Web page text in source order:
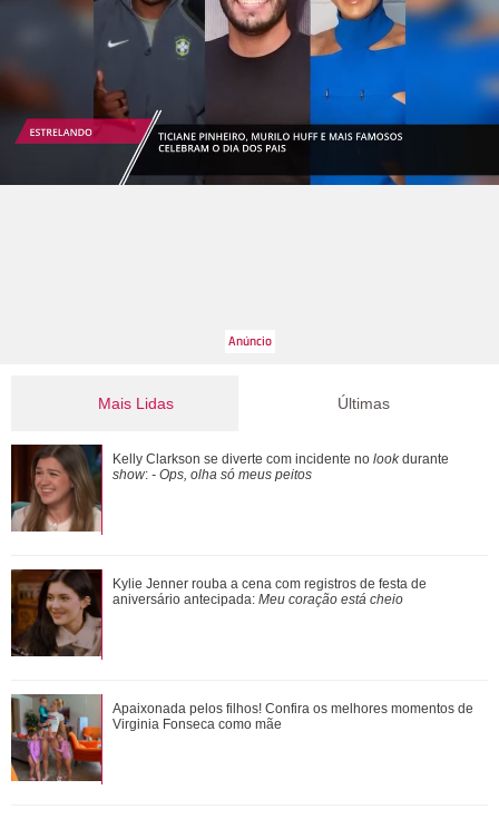
Mais Lidas
Mais de 20 anos após divórcio, Jennifer Aniston e Brad Pitt
estariam se reaproximando, diz ...
Relacionamento com Alice Carvalho e mais.... Veja o que
revelou a série documental Meu Nome ...
Apaixonada pelos filhos! Confira os melhores momentos de
Virginia Fonseca como mãe
Últimas
Kelly Clarkson se diverte com incidente no lookdurante
show: - Ops, olha só meus peitos
Kylie Jenner rouba a cena com registros de festa de
aniversário antecipada: Meu coração está cheio
Apaixonada pelos filhos! Confira os melhores momentos de
Virginia Fonseca como mãe